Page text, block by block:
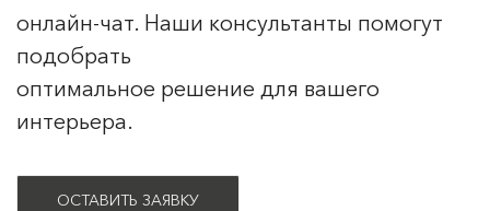
онлайн-чат. Наши консультанты помогут
подобрать
оптимальное решение для вашего
интерьера.
ОСТАВИТЬ ЗАЯВКУ